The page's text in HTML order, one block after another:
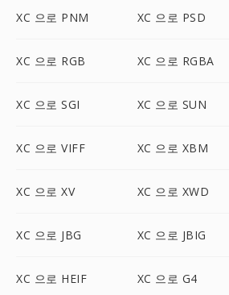
XC 으로 PNM XC 으로 PSD
XC 으로 RGB XC 으로 RGBA
XC 으로 SGI XC 으로 SUN
XC 으로 VIFF XC 으로 XBM
XC 으로 XV XC 으로 XWD
XC 으로 JBG XC 으로 JBIG
XC 으로 HEIF XC 으로 G4